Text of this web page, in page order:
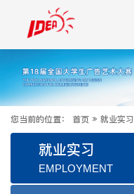
您当前的位置： 首页 » 就业实习
就业实习
EMPLOYMENT